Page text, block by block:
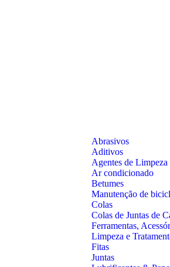
Abrasivos
Aditivos
Agentes de Limpeza
Ar condicionado
Betumes
Manutenção de
Colas
Colas de Juntas de
Ferramentas,
Limpeza e
Fitas
Juntas